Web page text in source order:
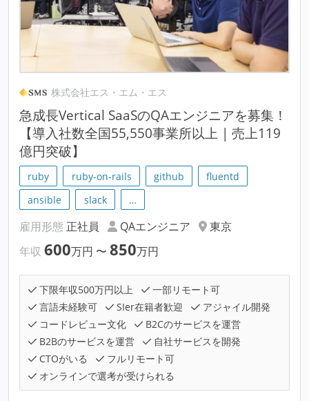
株式会社エス・エム・エス
急成長Vertical SaaSのQAエンジニアを募集！
【導入社数全国55,550事業所以上 | 売上119
億円突破】
ruby ruby-on-rails github
fluentd
ansible
slack …
雇用形態 正社員 QAエンジニア
東京
年収 600万円 〜 850万円
下限年収500万円以上
一部リモート可
言語未経験可
SIer在籍者歓迎
アジャイル開発
コードレビュー文化
B2Cのサービスを運営
B2Bのサービスを運営
自社サービスを開発
CTOがいる
フルリモート可
オンラインで選考が受けられる